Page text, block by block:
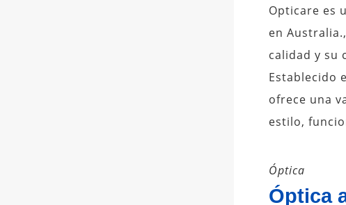
Opticare es
en
calidad y su
Establecido
ofrece una
estilo,
Óptica
Óptica